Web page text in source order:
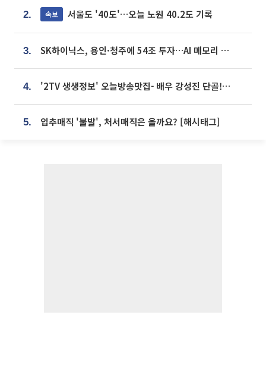
2. 속보 서울도 '40도'…오늘 노원 40.2도 기록
3. SK하이닉스, 용인·청주에 54조 투자…AI 메모리 생산기지 키운다
4. '2TV 생생정보' 오늘방송맛집- 배우 강성진 단골! 쌀국수ㆍ푸팟퐁 커리 맛집 '블○○○'
5. 입추매직 '불발', 처서매직은 올까요? [해시태그]